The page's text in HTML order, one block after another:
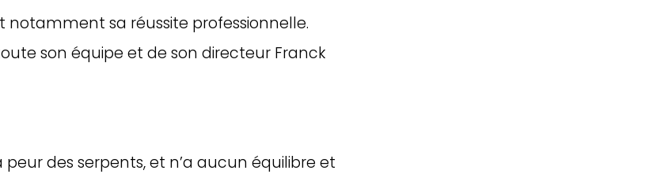
sa réussite professionnelle.
son équipe et de son directeur Franck
des serpents, et n’a aucun équilibre et